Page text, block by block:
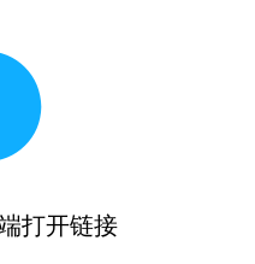
打开链接